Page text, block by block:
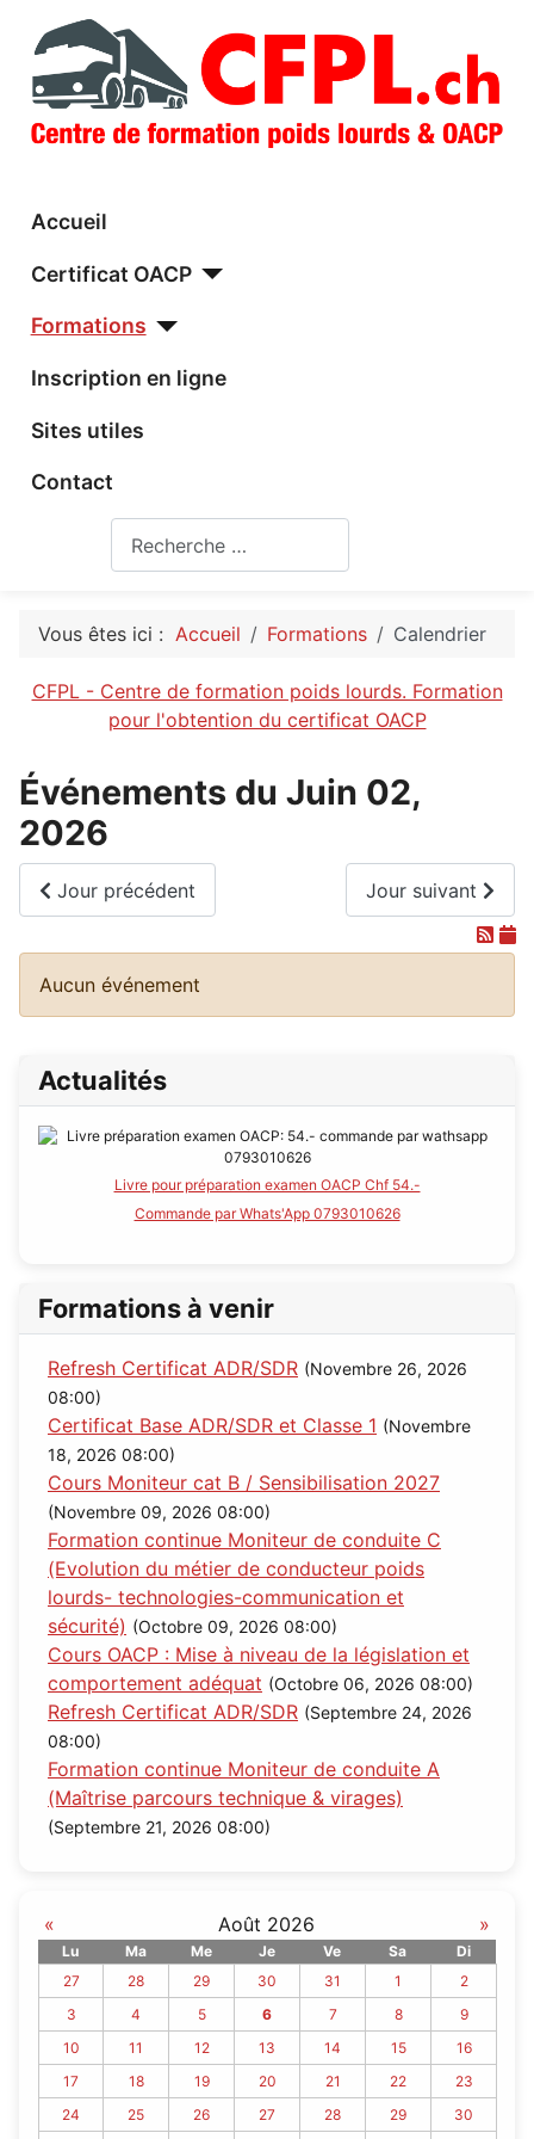
Accueil
Certificat OACP
Formations
Inscription en ligne
Sites utiles
Contact
Vous êtes ici : Accueil Formations Calendrier
CFPL - Centre de formation poids lourds. Formation
pour l'obtention du certificat OACP
Événements du Juin 02,
2026
Jour précédent Jour suivant
Aucun événement
Actualités
Livre pour préparation examen OACP Chf 54.-
Commande par Whats'App 0793010626
Formations à venir
Refresh Certificat ADR/SDR (Novembre 26, 2026
08:00)
Certificat Base ADR/SDR et Classe 1 (Novembre
18, 2026 08:00)
Cours Moniteur cat B / Sensibilisation 2027
(Novembre 09, 2026 08:00)
Formation continue Moniteur de conduite C
(Evolution du métier de conducteur poids
lourds- technologies-communication et
sécurité) (Octobre 09, 2026 08:00)
Cours OACP : Mise à niveau de la législation et
comportement adéquat (Octobre 06, 2026 08:00)
Refresh Certificat ADR/SDR (Septembre 24, 2026
08:00)
Formation continue Moniteur de conduite A
(Maîtrise parcours technique & virages)
(Septembre 21, 2026 08:00)
« Août 2026 »
Lu Ma Me Je Ve Sa
Di
27
28 29 30 31 1
2
3
4 5 6 7 8
9
10
11 12 13 14 15
16
17
18 19 20 21 22
23
24
25 26 27 28 29 30